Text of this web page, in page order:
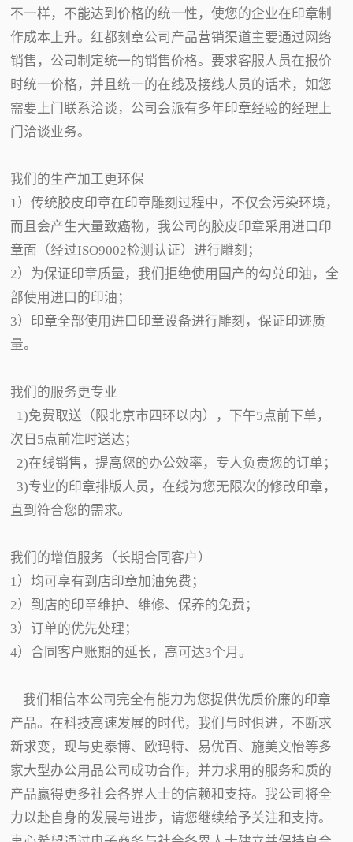
不一样，不能达到价格的统一性，使您的企业在印章制
作成本上升。红都刻章公司产品营销渠道主要通过网络
销售，公司制定统一的销售价格。要求客服人员在报价
时统一价格，并且统一的在线及接线人员的话术，如您
需要上门联系洽谈，公司会派有多年印章经验的经理上
门洽谈业务。
我们的生产加工更环保
1）传统胶皮印章在印章雕刻过程中，不仅会污染环境，
而且会产生大量致癌物，我公司的胶皮印章采用进口印
章面（经过ISO9002检测认证）进行雕刻；
2）为保证印章质量，我们拒绝使用国产的勾兑印油，全
部使用进口的印油；
3）印章全部使用进口印章设备进行雕刻，保证印迹质
量。
我们的服务更专业
1)免费取送（限北京市四环以内），下午5点前下单，
次日5点前准时送达；
2)在线销售，提高您的办公效率，专人负责您的订单；
3)专业的印章排版人员，在线为您无限次的修改印章，
直到符合您的需求。
我们的增值服务（长期合同客户）
1）均可享有到店印章加油免费；
2）到店的印章维护、维修、保养的免费；
3）订单的优先处理；
4）合同客户账期的延长，高可达3个月。
我们相信本公司完全有能力为您提供优质价廉的印章
产品。在科技高速发展的时代，我们与时俱进，不断求
新求变，现与史泰博、欧玛特、易优百、施美文怡等多
家大型办公用品公司成功合作，并力求用的服务和质的
产品赢得更多社会各界人士的信赖和支持。我公司将全
力以赴自身的发展与进步，请您继续给予关注和支持。